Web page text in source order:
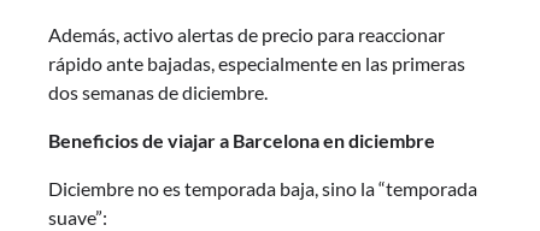
Además, activo alertas de precio para reaccionar
rápido ante bajadas, especialmente en las primeras
dos semanas de diciembre.
Beneficios de viajar a Barcelona en diciembre
Diciembre no es temporada baja, sino la “temporada
suave”: